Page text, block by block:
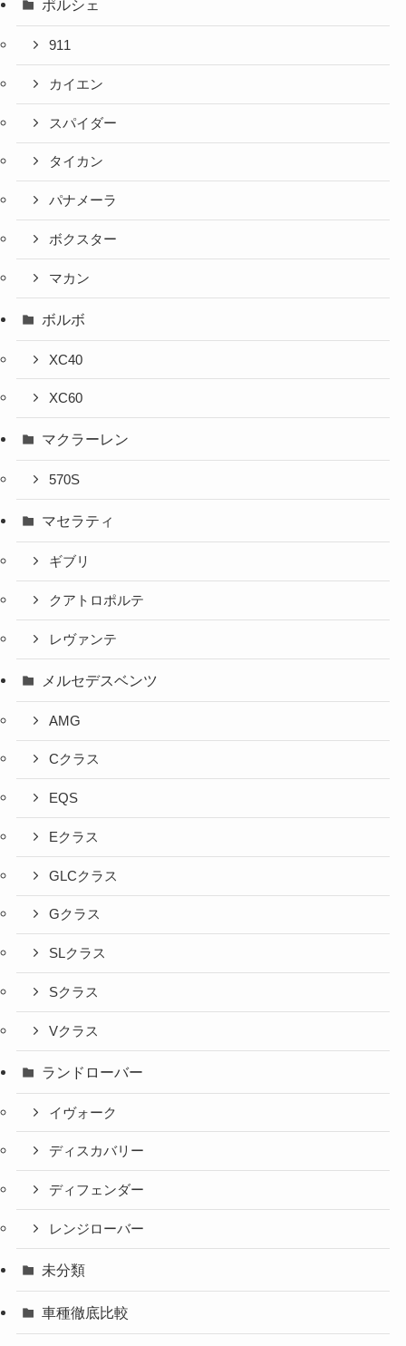
ポルシェ
911
カイエン
スパイダー
タイカン
パナメーラ
ボクスター
マカン
ボルボ
XC40
XC60
マクラーレン
570S
マセラティ
ギブリ
クアトロポルテ
レヴァンテ
メルセデスベンツ
AMG
Cクラス
EQS
Eクラス
GLCクラス
Gクラス
SLクラス
Sクラス
Vクラス
ランドローバー
イヴォーク
ディスカバリー
ディフェンダー
レンジローバー
未分類
車種徹底比較